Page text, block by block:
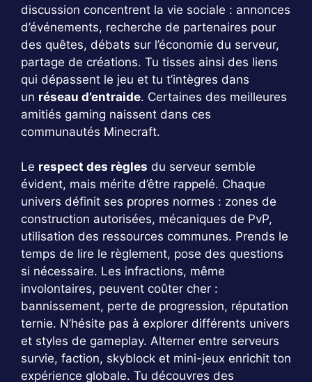
discussion concentrent la vie sociale : annonces
d’événements, recherche de partenaires pour
des quêtes, débats sur l’économie du serveur,
partage de créations. Tu tisses ainsi des liens
qui dépassent le jeu et tu t’intègres dans
un réseau d’entraide. Certaines des meilleures
amitiés gaming naissent dans ces
communautés Minecraft.
Le respect des règles du serveur semble
évident, mais mérite d’être rappelé. Chaque
univers définit ses propres normes : zones de
construction autorisées, mécaniques de PvP,
utilisation des ressources communes. Prends le
temps de lire le règlement, pose des questions
si nécessaire. Les infractions, même
involontaires, peuvent coûter cher :
bannissement, perte de progression, réputation
ternie. N’hésite pas à explorer différents univers
et styles de gameplay. Alterner entre serveurs
survie, faction, skyblock et mini-jeux enrichit ton
expérience globale. Tu découvres des